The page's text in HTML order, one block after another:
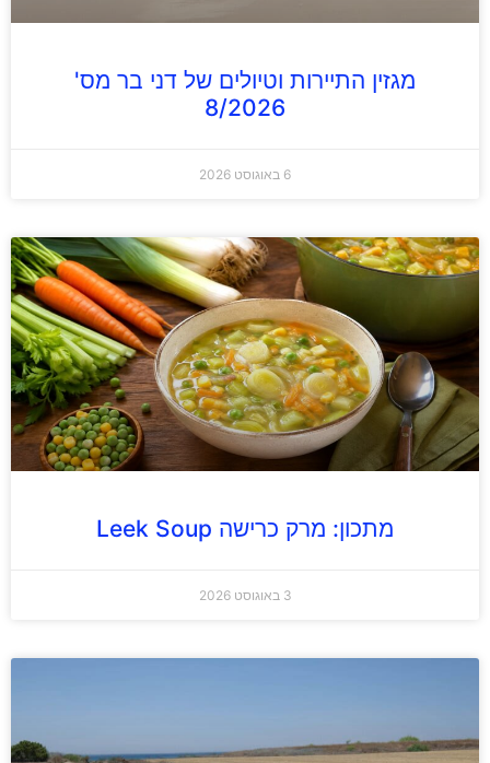
מגזין התיירות וטיולים של דני בר מס'
8/2026
6 באוגוסט 2026
מתכון: מרק כרישה Leek Soup
3 באוגוסט 2026